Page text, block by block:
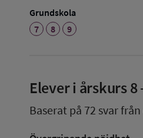
Grundskola
7
8 9
Elever i årskurs 8
Baserat på 72 svar